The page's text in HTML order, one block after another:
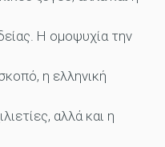
Η ομοψυχία την
η ελληνική
αλλά και η